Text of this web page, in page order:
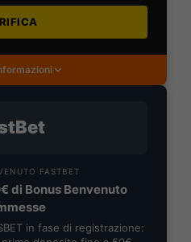
FASTBET
di Bonus Benvenuto
in fase di registrazione: